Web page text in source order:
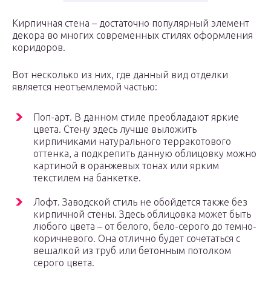
Кирпичная стена – достаточно популярный элемент
декора во многих современных стилях оформления
коридоров.
Вот несколько из них, где данный вид отделки
является неотъемлемой частью:
Поп-арт. В данном стиле преобладают яркие
цвета. Стену здесь лучше выложить
кирпичиками натурального терракотового
оттенка, а подкрепить данную облицовку можно
картиной в оранжевых тонах или ярким
текстилем на банкетке.
Лофт. Заводской стиль не обойдется также без
кирпичной стены. Здесь облицовка может быть
любого цвета – от белого, бело-серого до темно-
коричневого. Она отлично будет сочетаться с
вешалкой из труб или бетонным потолком
серого цвета.